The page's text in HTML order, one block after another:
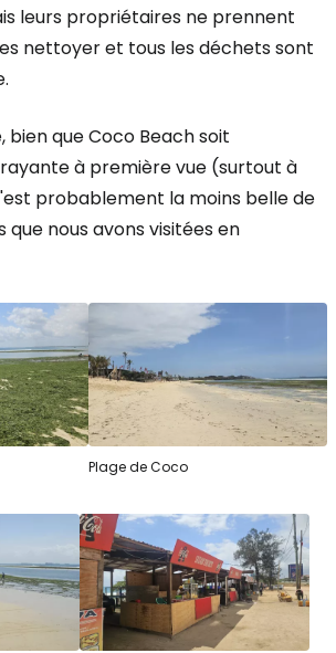
leurs propriétaires ne prennent
nettoyer et tous les déchets sont
bien que Coco Beach soit
à première vue (surtout à
probablement la moins belle de
que nous avons visitées en
Plage de Coco